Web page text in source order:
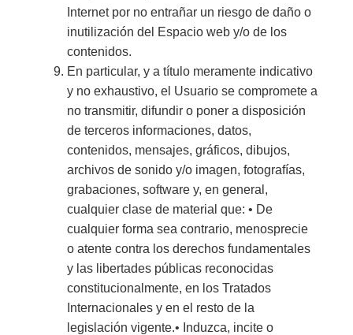
Internet por no entrañar un riesgo de daño o
inutilización del Espacio web y/o de los
contenidos.
En particular, y a título meramente indicativo
y no exhaustivo, el Usuario se compromete a
no transmitir, difundir o poner a disposición
de terceros informaciones, datos,
contenidos, mensajes, gráficos, dibujos,
archivos de sonido y/o imagen, fotografías,
grabaciones, software y, en general,
cualquier clase de material que: • De
cualquier forma sea contrario, menosprecie
o atente contra los derechos fundamentales
y las libertades públicas reconocidas
constitucionalmente, en los Tratados
Internacionales y en el resto de la
legislación vigente.• Induzca, incite o